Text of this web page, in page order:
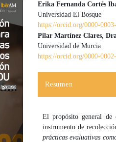
Contenido
Erika Fernanda Cortés
Universidad El Bosque
https://orcid.org/0000-
Pilar Martínez Clares,
Universidad de Murcia
https://orcid.org/0000-
Resumen
El propósito general de
instrumento de
prácticas evaluativas